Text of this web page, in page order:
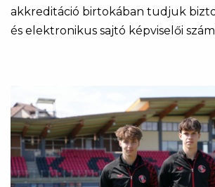
akkreditáció birtokában tudjuk
és elektronikus sajtó képviselői